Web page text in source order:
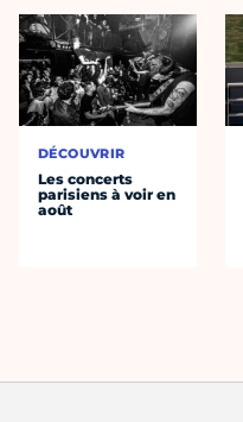
DÉCOUVRIR
Les concerts
parisiens à voir en
août